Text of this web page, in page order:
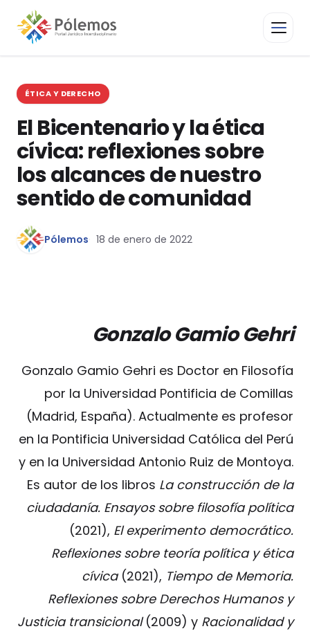
ÉTICA Y DERECHO
El Bicentenario y la ética
cívica: reflexiones sobre
los alcances de nuestro
sentido de comunidad
Pólemos 18 de enero de 2022
Gonzalo Gamio Gehri
Gonzalo Gamio Gehri es Doctor en Filosofía
por la Universidad Pontificia de Comillas
(Madrid, España). Actualmente es profesor
en la Pontificia Universidad Católica del Perú
y en la Universidad Antonio Ruiz de Montoya.
Es autor de los libros La construcción de la
ciudadanía. Ensayos sobre filosofía política
(2021), El experimento democrático.
Reflexiones sobre teoría política y ética
cívica(2021), Tiempo de Memoria.
Reflexiones sobre Derechos Humanos y
Justicia transicional(2009) y Racionalidad y